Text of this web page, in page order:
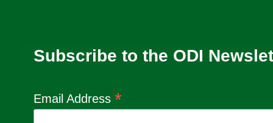
Subscribe to the ODI
Email Address *